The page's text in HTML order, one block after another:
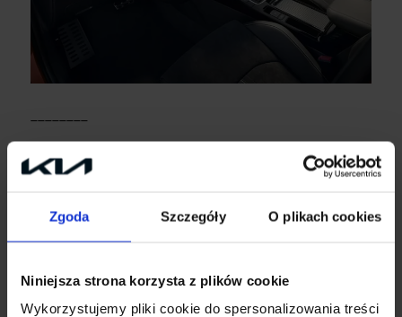
Zgoda Szczegóły O plikach cookies
Niniejsza strona korzysta z plików cookie
Wykorzystujemy pliki cookie do spersonalizowania treści
www.kiaautopol.pl
tel. 665 583 000